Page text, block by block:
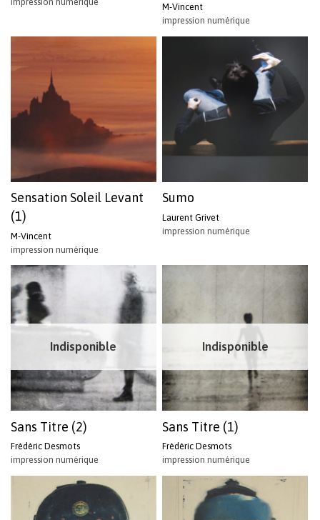
M-Vincent
impression numérique
Sensation Soleil Levant
(1)
M-Vincent
impression numérique
Sumo
Laurent Grivet
impression numérique
Indisponible
Sans Titre (2)
Frédéric Desmots
impression numérique
Indisponible
Sans Titre (1)
Frédéric Desmots
impression numérique